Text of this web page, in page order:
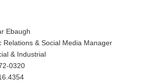
Ebaugh
& Social Media Manager
Industrial
0320